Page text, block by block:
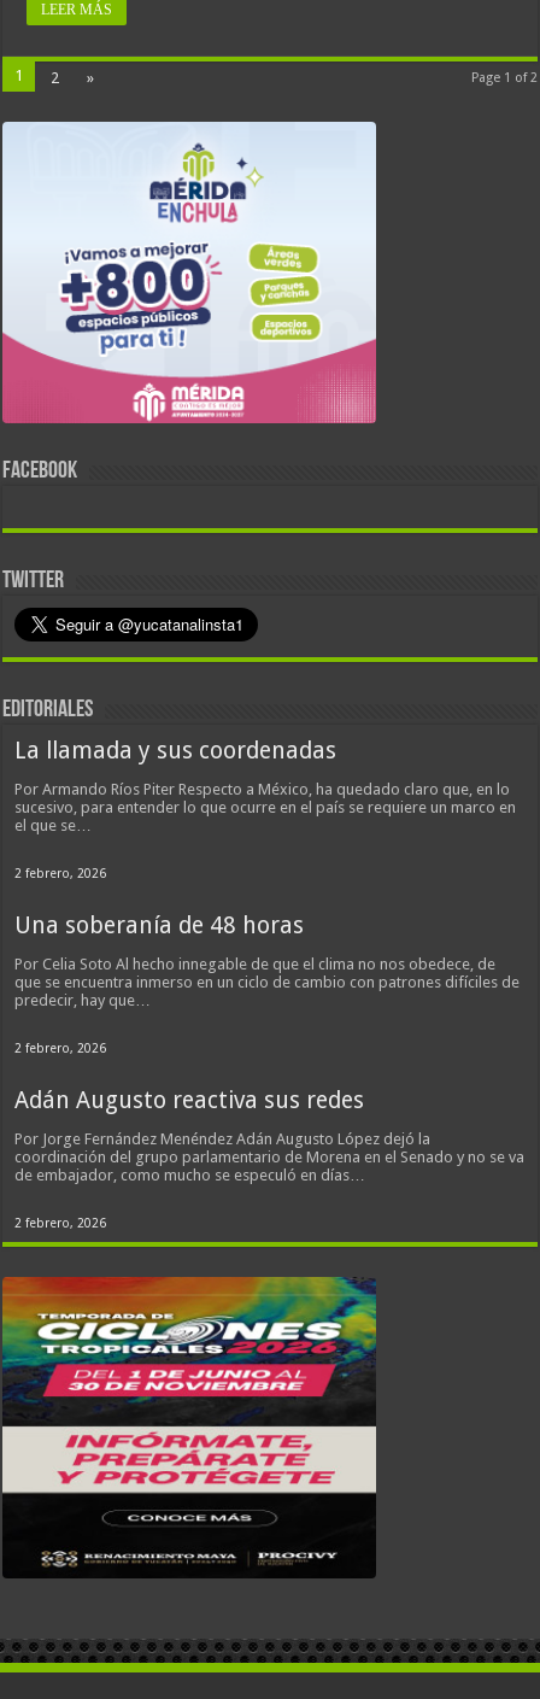
LEER MÁS
Page 1 of 2
1 2 »
FACEBOOK
TWITTER
EDITORIALES
La llamada y sus coordenadas
Por Armando Ríos Piter Respecto a México, ha quedado claro que, en lo
sucesivo, para entender lo que ocurre en el país se requiere un marco en
el que se…
2 febrero, 2026
Una soberanía de 48 horas
Por Celia Soto Al hecho innegable de que el clima no nos obedece, de
que se encuentra inmerso en un ciclo de cambio con patrones difíciles de
predecir, hay que…
2 febrero, 2026
Adán Augusto reactiva sus redes
Por Jorge Fernández Menéndez Adán Augusto López dejó la
coordinación del grupo parlamentario de Morena en el Senado y no se va
de embajador, como mucho se especuló en días…
2 febrero, 2026